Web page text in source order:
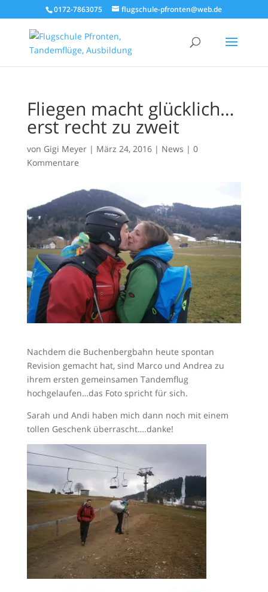
0172-7863075 flugschule-pfronten@web.de
Fliegen macht glücklich…
erst recht zu zweit
von Gigi Meyer| März 24, 2016| News | 0
Kommentare
Nachdem die Buchenbergbahn heute spontan
Revision gemacht hat, sind Marco und Andrea zu
ihrem ersten gemeinsamen Tandemflug
hochgelaufen…das Foto spricht für sich.
Sarah und Andi haben mich dann noch mit einem
tollen Geschenk überrascht….danke!